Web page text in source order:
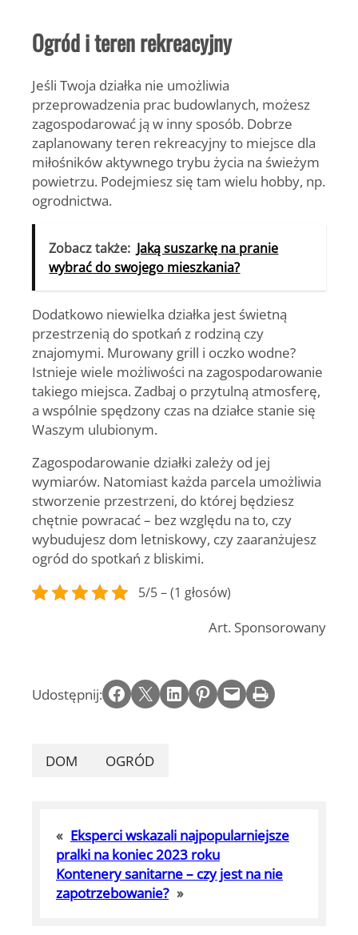
Ogród i teren rekreacyjny
Jeśli Twoja działka nie umożliwia
przeprowadzenia prac budowlanych, możesz
zagospodarować ją w inny sposób. Dobrze
zaplanowany teren rekreacyjnyto miejsce dla
miłośników aktywnego trybu życia na świeżym
powietrzu. Podejmiesz się tam wielu hobby, np.
ogrodnictwa.
Zobacz także: Jaką suszarkę na pranie
wybrać do swojego mieszkania?
Dodatkowo niewielka działka jest świetną
przestrzenią do spotkań z rodziną czy
znajomymi. Murowany grill i oczko wodne?
Istnieje wiele możliwości na zagospodarowanie
takiego miejsca. Zadbaj o przytulną atmosferę,
a wspólnie spędzony czas na działce stanie się
Waszym ulubionym.
Zagospodarowanie działki zależy od jej
wymiarów. Natomiast każda parcela umożliwia
stworzenie przestrzeni, do której będziesz
chętnie powracać – bez względu na to, czy
wybudujesz dom letniskowy, czy zaaranżujesz
ogród do spotkań z bliskimi.
5/5 – (1 głosów)
Art. Sponsorowany
Udostępnij: Share on Facebook Email this Page Share on LinkedIn Share on Pinterest Email this Page Print this Page
DOM OGRÓD
« Eksperci wskazali najpopularniejsze
pralki na koniec 2023 roku
Kontenery sanitarne – czy jest na nie
zapotrzebowanie? »